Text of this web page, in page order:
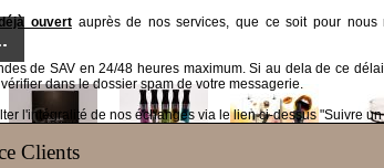
ouvertauprès de nos services, que ce soit pour nous
de SAV en 24/48 heures maximum.Si au dela de ce
dans le dossier spam de votre messagerie.
l'intégralité de nos échanges via le lien ci-dessus "Suivre
Clients